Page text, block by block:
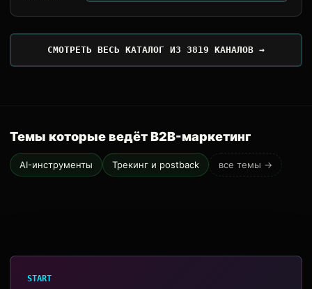
СМОТРЕТЬ ВЕСЬ КАТАЛОГ ИЗ 3819 КАНАЛОВ →
Темы которые ведёт B2B-маркетинг
AI-инструменты Трекинг и postback все темы →
START